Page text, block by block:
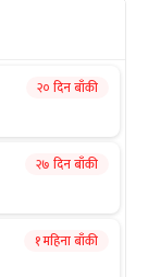
२० दिन बाँकी
२७ दिन बाँकी
१ महिना बाँकी